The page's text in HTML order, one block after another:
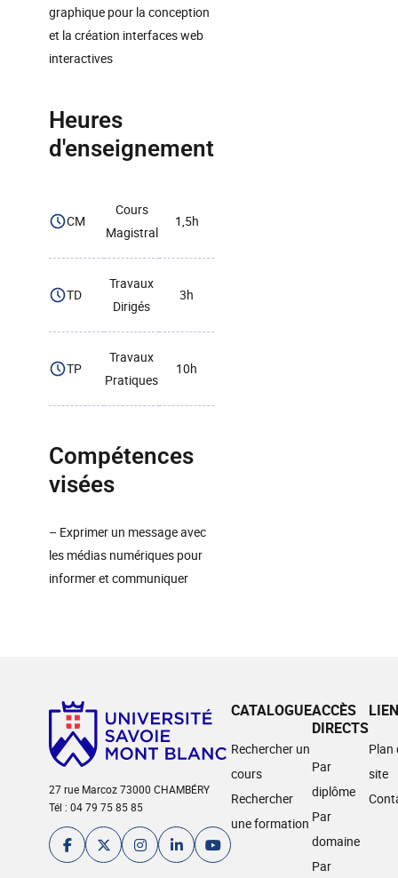
graphique pour la conception
et la création interfaces web
interactives
Heures
d'enseignement
CM
Cours
Magistral
1,5h
TD
Travaux
Dirigés
3h
TP
Travaux
Pratiques
10h
Compétences
visées
– Exprimer un message avec
les médias numériques pour
informer et communiquer
27 rue Marcoz 73000 CHAMBÉRY
Tél : 04 79 75 85 85
CATALOGUE
Rechercher un
cours
Rechercher
une formation
ACCÈS
DIRECTS
Par
diplôme
Par
domaine
Par
Plan
site